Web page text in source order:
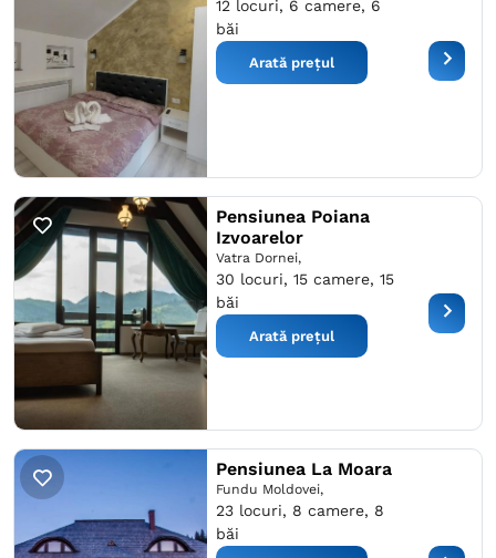
12 locuri, 6 camere, 6
băi
Arată prețul
Pensiunea Poiana
Izvoarelor
Vatra Dornei,
30 locuri, 15 camere, 15
băi
Arată prețul
Pensiunea La Moara
Fundu Moldovei,
23 locuri, 8 camere, 8
băi